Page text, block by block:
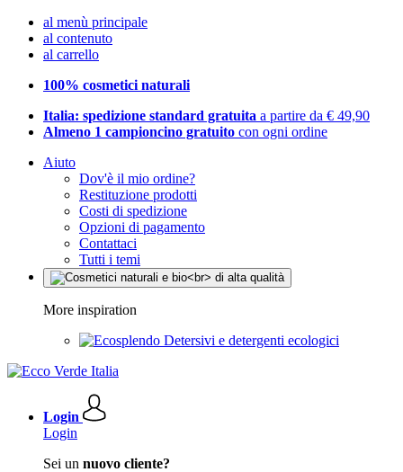
al menù principale
al contenuto
al carrello
100% cosmetici naturali
Italia: spedizione standard gratuita a partire da € 49,90
Almeno 1 campioncino gratuito con ogni ordine
Aiuto
Dov'è il mio ordine?
Restituzione prodotti
Costi di spedizione
Opzioni di pagamento
Contattaci
Tutti i temi
More inspiration
Detersivi e detergenti ecologici
Login
Login
Sei un nuovo cliente?